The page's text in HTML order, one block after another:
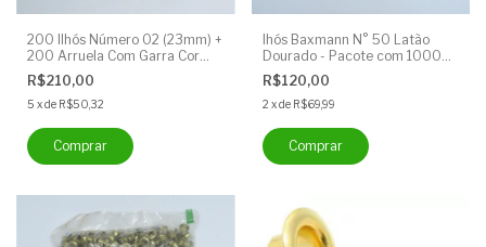
200 Ilhós Número 02 (23mm) +
200 Arruela Com Garra Cor
Latão Niquelado - Ilhós
Baxmann
R$210,00
5 xde R$50,32
Ihós Baxmann N° 50 Latão
Dourado - Pacote com 1000
unidades - Sem Arruela
R$120,00
2 xde R$69,99